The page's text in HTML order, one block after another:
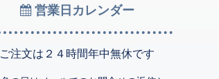
営業日カレンダー
ご注文は２４時間年中無休です